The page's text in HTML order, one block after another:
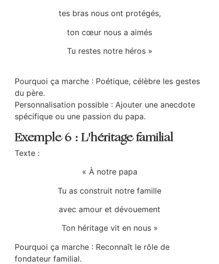
tes bras nous ont protégés,
ton cœur nous a aimés
Tu restes notre héros »
Pourquoi ça marche : Poétique, célèbre les gestes
du père.
Personnalisation possible : Ajouter une anecdote
spécifique ou une passion du papa.
Exemple 6 : L'héritage familial
Texte :
« À notre papa
Tu as construit notre famille
avec amour et dévouement
Ton héritage vit en nous »
Pourquoi ça marche : Reconnaît le rôle de
fondateur familial.